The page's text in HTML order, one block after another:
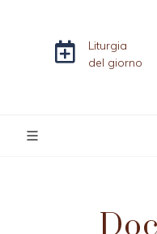
Liturgia
del giorno